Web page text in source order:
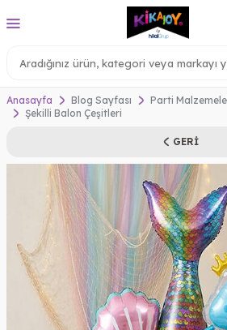
Anasayfa Blog Sayfası
Parti
Şekilli Balon Çeşitleri
GERI